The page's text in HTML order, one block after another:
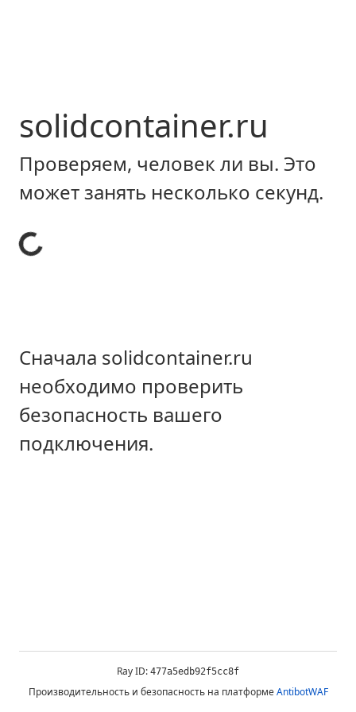
solidcontainer.ru
Проверяем, человек ли вы. Это
может занять несколько секунд.
Сначала solidcontainer.ru
необходимо проверить
безопасность вашего
подключения.
Ray ID: 477a5edb92f5cc8f
Производительность и безопасность на платформе AntibotWAF